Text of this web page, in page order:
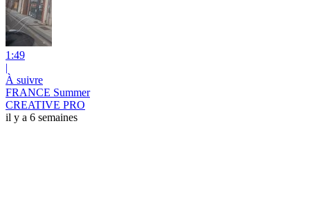
1:49
|
À suivre
FRANCE Summer
CREATIVE PRO
il y a 6 semaines